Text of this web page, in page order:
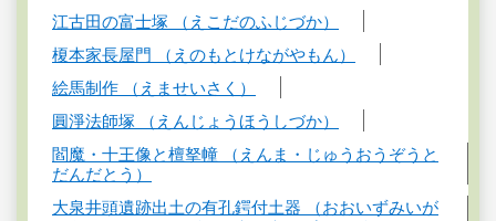
江古田の富士塚 （えこだのふじづか）
榎本家長屋門 （えのもとけながやもん）
絵馬制作 （えませいさく）
圓淨法師塚 （えんじょうほうしづか）
閻魔・十王像と檀拏幢 （えんま・じゅうおうぞうと
だんだとう）
大泉井頭遺跡出土の有孔鍔付土器 （おおいずみいが